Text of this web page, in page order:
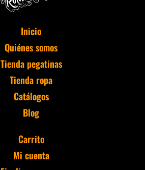
Inicio
Quiénes somos
Tienda pegatinas
Tienda ropa
Catálogos
Blog
Carrito
Mi cuenta